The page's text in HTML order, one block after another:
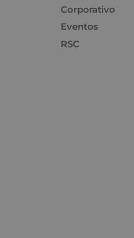
Corporativo
Eventos
RSC